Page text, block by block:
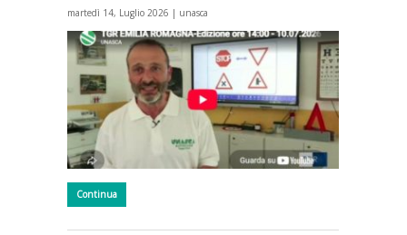
martedì 14, Luglio 2026 | unasca
Continua